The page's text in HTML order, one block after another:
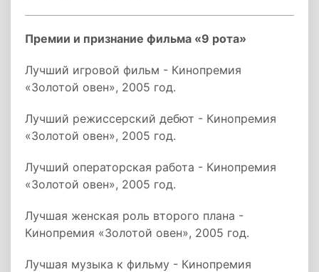
Премии и признание фильма «9 рота»
Лучший игровой фильм - Кинопремия
«Золотой овен», 2005 год.
Лучший режиссерский дебют - Кинопремия
«Золотой овен», 2005 год.
Лучший операторская работа - Кинопремия
«Золотой овен», 2005 год.
Лучшая женская роль второго плана -
Кинопремия «Золотой овен», 2005 год.
Лучшая музыка к фильму - Кинопремия